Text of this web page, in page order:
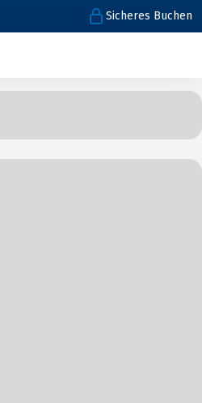
Sicheres Buchen